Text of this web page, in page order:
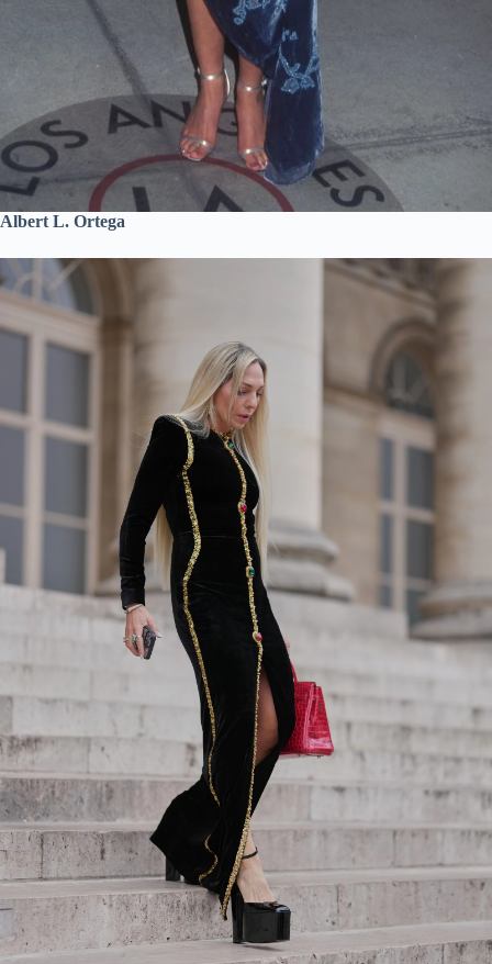
Albert L. Ortega